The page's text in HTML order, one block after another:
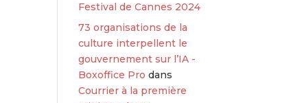
Festival de Cannes 2024
73 organisations de la
culture interpellent le
gouvernement sur l’IA -
Boxoffice Pro dans
Courrier à la première